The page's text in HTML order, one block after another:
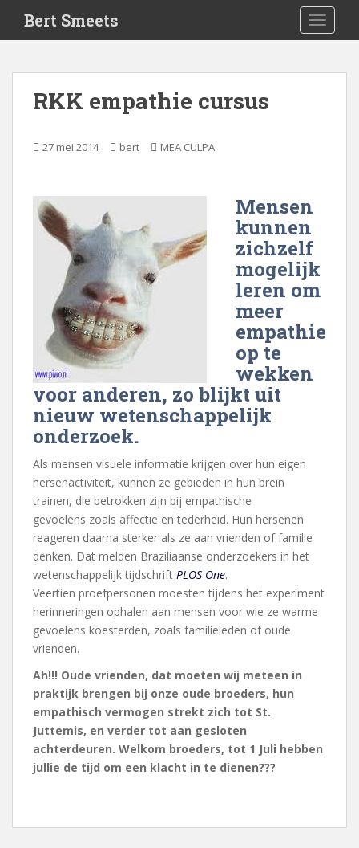
i
Bert Smeets
RKK empathie cursus
27 mei 2014 bert MEA CULPA
Mensen
kunnen
zichzelf
mogelijk
leren om
meer
empathie
op te
wekken
voor anderen, zo blijkt uit
nieuw wetenschappelijk
onderzoek.
Als mensen visuele informatie krijgen over hun eigen
hersenactiviteit, kunnen ze gebieden in hun brein
trainen, die betrokken zijn bij empathische
gevoelens zoals affectie en tederheid. Hun hersenen
reageren daarna sterker als ze aan vrienden of familie
denken. Dat melden Braziliaanse onderzoekers in het
wetenschappelijk tijdschrift PLOS One.
Veertien proefpersonen moesten tijdens het experiment
herinneringen ophalen aan mensen voor wie ze warme
gevoelens koesterden, zoals familieleden of oude
vrienden.
Ah!!! Oude vrienden, dat moeten wij meteen in
praktijk brengen bij onze oude broeders, hun
empathisch vermogen strekt zich tot St.
Juttemis, en verder tot aan gesloten
achterdeuren. Welkom broeders, tot 1 Juli hebben
jullie de tijd om een klacht in te dienen???